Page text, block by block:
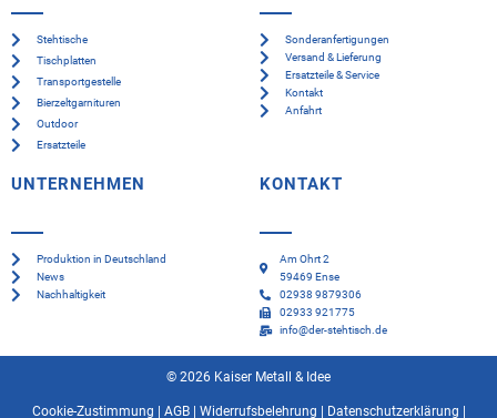
Stehtische
Tischplatten
Transportgestelle
Bierzeltgarnituren
Outdoor
Ersatzteile
Sonderanfertigungen
Versand & Lieferung
Ersatzteile & Service
Kontakt
Anfahrt
UNTERNEHMEN
Produktion in Deutschland
News
Nachhaltigkeit
KONTAKT
Am Ohrt 2
59469 Ense
02938 9879306
02933 921775
info@der-stehtisch.de
© 2026 Kaiser Metall & Idee
Cookie-Zustimmung AGB| Widerrufsbelehrung Datenschutzerklärung